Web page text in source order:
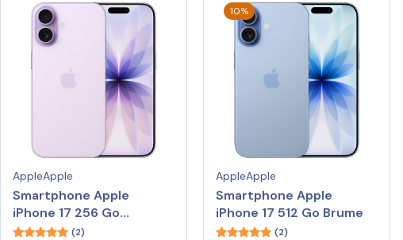
AppleApple
Smartphone Apple
iPhone 17 256 Go
Lavande (2)
10%
AppleApple
Smartphone Apple
iPhone 17 512 Go Brume
(2)